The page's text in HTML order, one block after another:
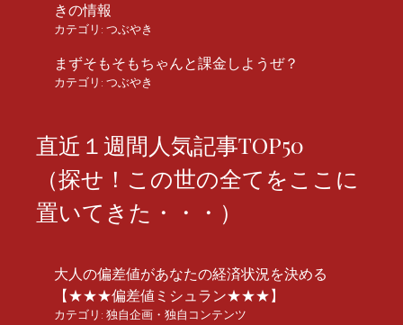
きの情報
カテゴリ: つぶやき
まずそもそもちゃんと課金しようぜ？
カテゴリ: つぶやき
直近１週間人気記事TOP50
（探せ！この世の全てをここに
置いてきた・・・）
大人の偏差値があなたの経済状況を決める
【★★★偏差値ミシュラン★★★】
カテゴリ: 独自企画・独自コンテンツ